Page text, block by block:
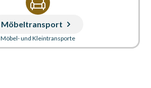
Möbeltransport
Möbel- und Kleintransporte